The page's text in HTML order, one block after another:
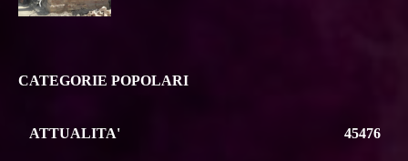
CATEGORIE POPOLARI
ATTUALITA' 45476